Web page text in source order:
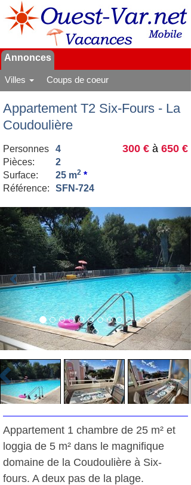
Annonces
Villes Coups de coeur
Appartement T2 Six-Fours - La
Coudoulière
300 € à 650 €
Personnes
4
Pièces:
2
Surface:
25 m2 *
Référence:
SFN-724
Appartement 1 chambre de 25 m² et
loggia de 5 m² dans le magnifique
domaine de la Coudoulière à Six-
fours. A deux pas de la plage.